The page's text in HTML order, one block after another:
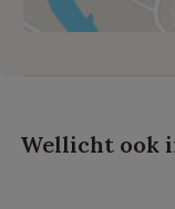
Wellicht ook